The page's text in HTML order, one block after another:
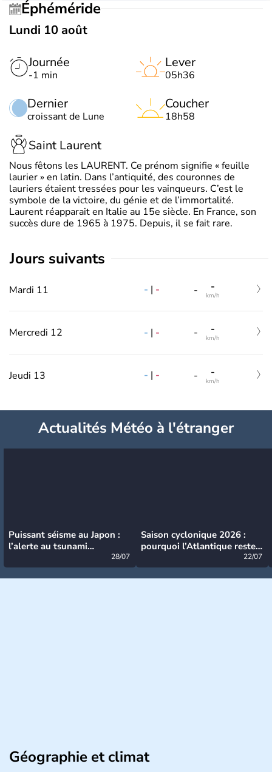
Éphéméride
Lundi 10 août
Journée
-1 min
Dernier
croissant de Lune
Lever
05h36
Coucher
18h58
Saint Laurent
Nous fêtons les LAURENT. Ce prénom signifie « feuille
laurier » en latin. Dans l’antiquité, des couronnes de
lauriers étaient tressées pour les vainqueurs. C’est le
symbole de la victoire, du génie et de l’immortalité.
Laurent réapparait en Italie au 15e siècle. En France, son
succès dure de 1965 à 1975. Depuis, il se fait rare.
jours suivants
Mardi 11 - | - - -
km/h
Mercredi 12 - | - - -
km/h
Jeudi 13 - | - - -
km/h
Actualités Météo à l'étranger
Puissant séisme au Japon :
l’alerte au tsunami
28/07
Saison cyclonique 2026 :
pourquoi l’Atlantique reste
22/07
Géographie et climat